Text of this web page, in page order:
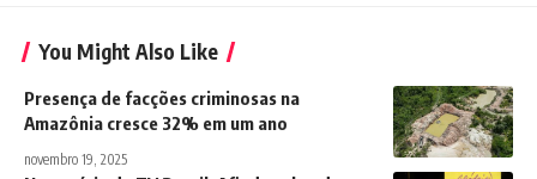
You Might Also Like
Presença de facções criminosas na
Amazônia cresce 32% em um ano
novembro 19, 2025